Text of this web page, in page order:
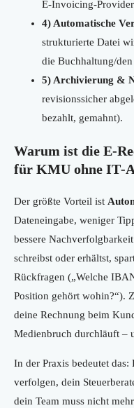
4) Automatische
strukturierte Datei
die Buchhaltung/
5) Archivierung &
revisionssicher
bezahlt, gemahnt).
Warum ist die
für KMU ohne
Der größte Vorteil ist
Dateneingabe, weniger
bessere
schreibst oder erhältst,
Rückfragen („Welche
Position gehört wohin?“).
deine Rechnung beim
Medienbruch durchläuft –
In der Praxis bedeutet das:
verfolgen, dein
dein Team muss nicht